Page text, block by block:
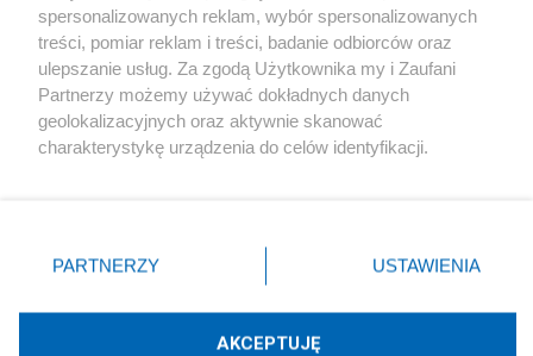
X Facebook Instagram Youtube
spersonalizowanych reklam, wybór spersonalizowanych
treści, pomiar reklam i treści, badanie odbiorców oraz
ulepszanie usług. Za zgodą Użytkownika my i Zaufani
Partnerzy możemy używać dokładnych danych
geolokalizacyjnych oraz aktywnie skanować
charakterystykę urządzenia do celów identyfikacji.
zmienić/wycofać klikając przycisk ustawień prywatności
znajdujący się w lewym dolnym rogu strony
rodzaje przetwarzania danych nie wymagają zgody
użytkownika, ale masz prawo sprzeciwić się takiemu
PARTNERZY USTAWIENIA
AKCEPTUJĘ